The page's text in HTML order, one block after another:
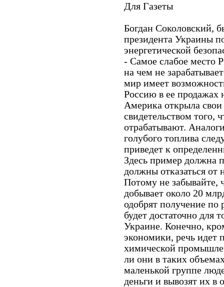
Для Газеты
Богдан Соколовский,
президента Украины
энергетической
- Самое слабое место
на чем не
мир имеет
Россию в ее продажах
Америка открыла свои
свидетельством того,
отрабатывают.
голубого топлива
приведет к
Здесь пример должна
должны отказаться от
Потому не забывайте,
добывает около 20
одобрят получение по
будет достаточно для
Украине. Конечно,
экономики, речь идет
химической
ли они в таких
маленькой группе
деньги и вывозят их